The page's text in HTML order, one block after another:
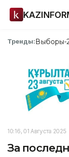
Тренды:Выборы-
10:16, 01 Августа 2025
За